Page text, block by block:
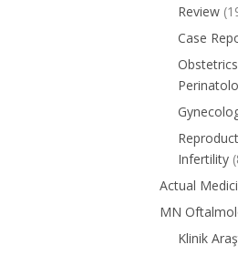
Review
Case
Infertility
Actual
MN
Klinik